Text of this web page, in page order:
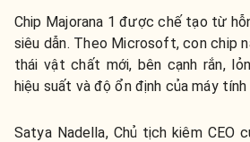
Chip Majorana 1 được chế tạo từ
siêu dẫn. Theo Microsoft, con chip
thái vật chất mới, bên cạnh rắn,
hiệu suất và độ ổn định của máy
Satya Nadella, Chủ tịch kiêm CEO